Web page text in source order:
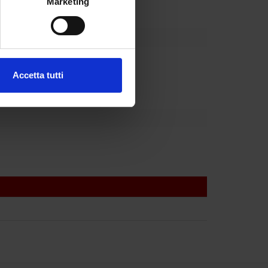
che hai fornito loro o
Accetta tutti